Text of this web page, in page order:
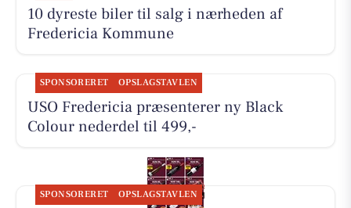
10 dyreste biler til salg i nærheden af
Fredericia Kommune
SPONSORERET OPSLAGSTAVLEN
USO Fredericia præsenterer ny Black
Colour nederdel til 499,-
SPONSORERET OPSLAGSTAVLEN